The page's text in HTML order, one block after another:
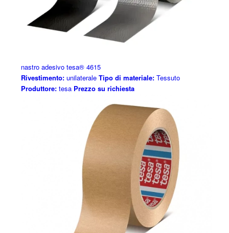
nastro adesivo tesa® 4615
Rivestimento:unilaterale Tipo di materiale:Tessuto
Produttore:tesa Prezzo su richiesta